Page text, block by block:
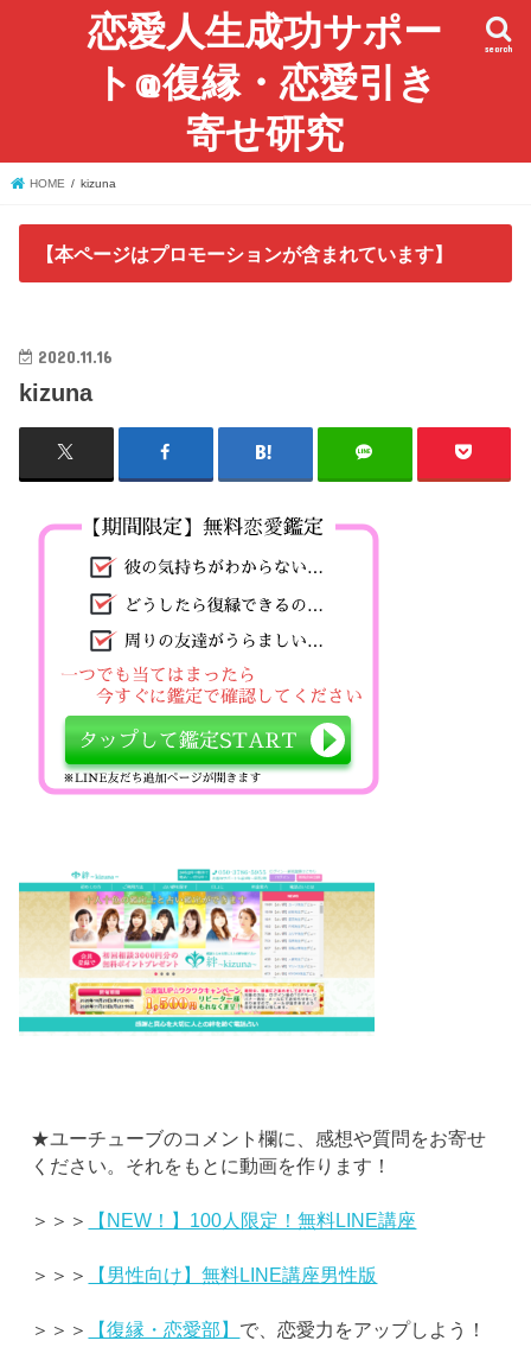
恋愛人生成功サポー
ト@復縁・恋愛引き
寄せ研究
search
HOME kizuna
【本ページはプロモーションが含まれています】
2020.11.16
kizuna
★ユーチューブのコメント欄に、感想や質問をお寄せ
ください。それをもとに動画を作ります！
＞＞＞ 【NEW！】100人限定！無料LINE講座
＞＞＞ 【男性向け】無料LINE講座男性版
＞＞＞ 【復縁・恋愛部】 で、恋愛力をアップしよう！